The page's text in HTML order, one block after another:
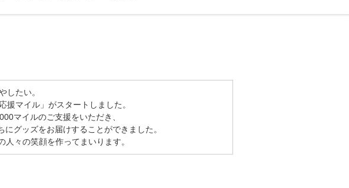
したい。
マイル」がスタートしました。
マイルのご支援をいただき、
グッズをお届けすることができました。
々の笑顔を作ってまいります。